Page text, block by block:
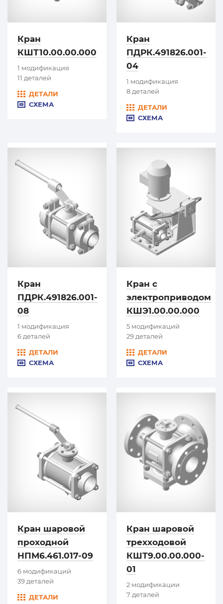
Кран
КШТ10.00.00.000
1 модификация
11 деталей
ДЕТАЛИ
СХЕМА
Кран
ПДРК.491826.001-
04
1 модификация
8 деталей
ДЕТАЛИ
СХЕМА
Кран
ПДРК.491826.001-
08
1 модификация
6 деталей
ДЕТАЛИ
СХЕМА
Кран с
электроприводом
КШЭ1.00.00.000
5 модификаций
29 деталей
ДЕТАЛИ
СХЕМА
Кран шаровой
проходной
НПМ6.461.017-09
6 модификаций
39 деталей
ДЕТАЛИ
Кран шаровой
трехходовой
КШТ9.00.00.000-
01
2 модификации
7 деталей